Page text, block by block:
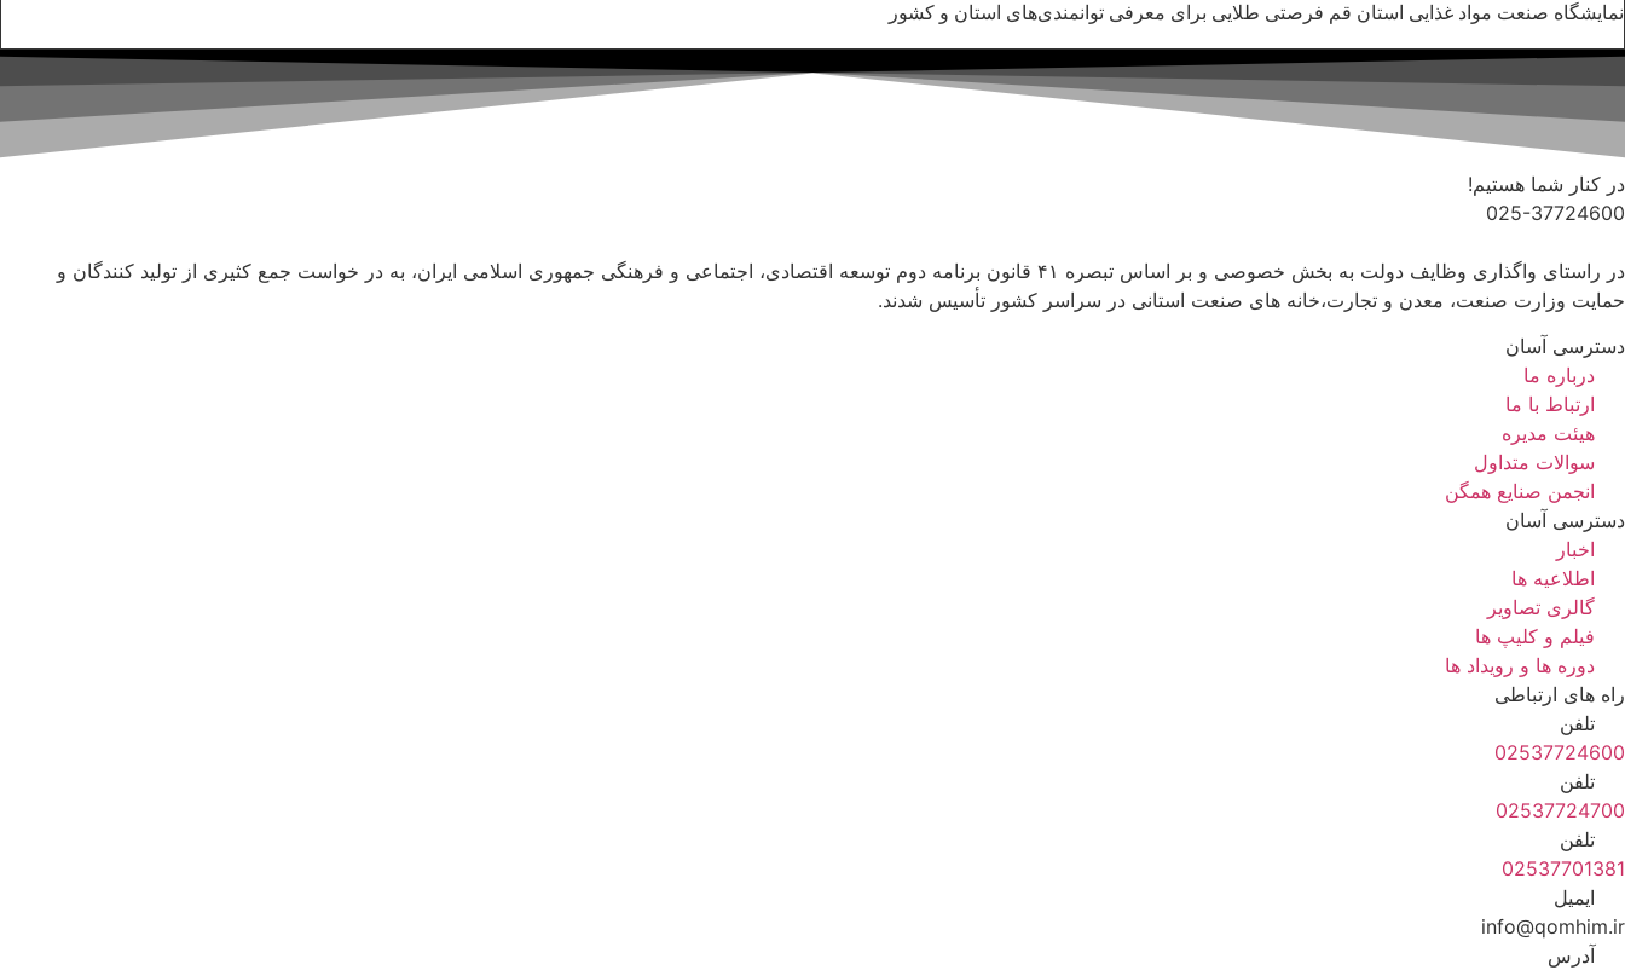
نمایشگاه صنعت مواد غذایی استان قم فرصتی طلایی برای معرفی توانمندی‌های استان و کشور
در کنار شما هستیم!
025-37724600
در راستای واگذاری وظایف دولت به بخش خصوصی و بر اساس تبصره ۴۱ قانون برنامه دوم توسعه اقتصادی، اجتماعی و فرهنگی جمهوری اسلامی ایران، به در خواست جمع کثیری از تولید کنندگان و
حمایت وزارت صنعت، معدن و تجارت،خانه های صنعت استانی در سراسر کشور تأسیس شدند.
دسترسی آسان
درباره ما
ارتباط با ما
هیئت مدیره
سوالات متداول
انجمن صنایع همگن
دسترسی آسان
اخبار
اطلاعیه ها
گالری تصاویر
فیلم و کلیپ ها
دوره ها و رویداد ها
راه های ارتباطی
تلفن
02537724600
تلفن
02537724700
تلفن
02537701381
ایمیل
info@qomhim.ir
آدرس